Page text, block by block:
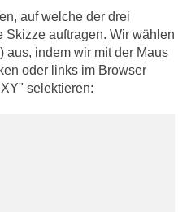
auf welche der drei
auftragen. Wir wählen
aus, indem wir mit der Maus
oder links im Browser
selektieren: